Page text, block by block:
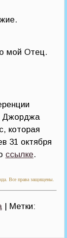
мой Отец.
Джорджа
которая
31 октября
ссылке.
Все права защищены.
| Метки: